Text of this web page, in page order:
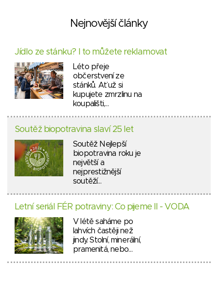
Nejnovější články
Jídlo ze stánku? I to můžete reklamovat
Léto přeje
občerstvení ze
stánků. Ať už si
kupujete zmrzlinu na
koupališti,…
Soutěž biopotravina slaví 25 let
Soutěž Nejlepší
biopotravina roku je
největší a
nejprestižnější
soutěží…
Letní seriál FÉR potraviny: Co pijeme II - VODA
V létě saháme po
lahvích častěji než
jindy. Stolní, minerální,
pramenitá, nebo…